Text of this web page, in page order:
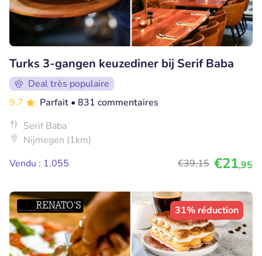
Turks 3-gangen keuzediner bij Serif Baba
Deal très populaire
9.7
Parfait • 831 commentaires
Serif Baba
Nijmegen (1km)
Vendu : 1.055
€39,15 €21,95
31% réduction